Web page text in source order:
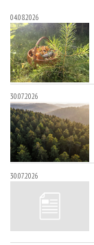
04.08.2026
30.07.2026
30.07.2026